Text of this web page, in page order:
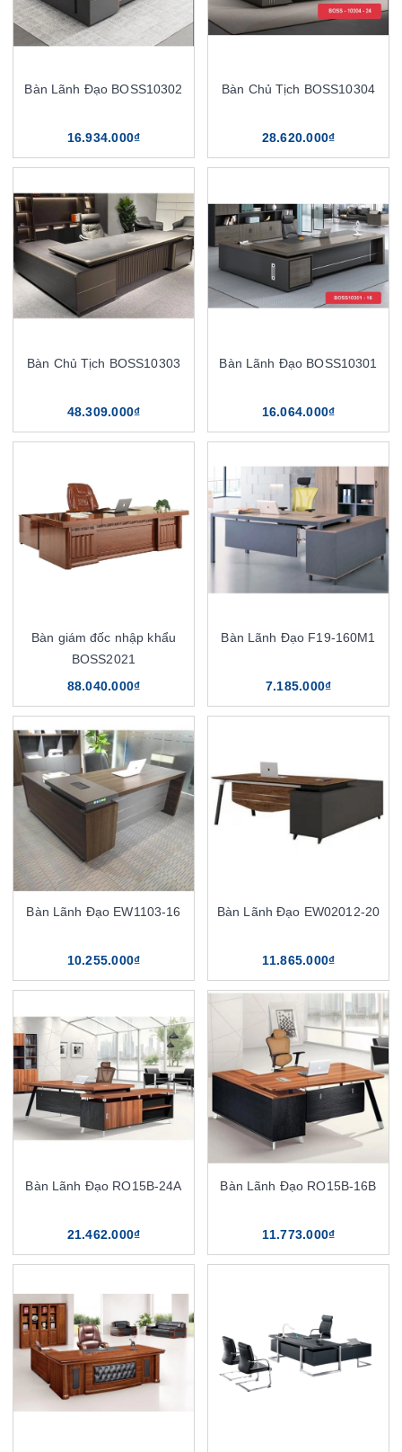
Bàn Lãnh Đạo BOSS10302
16.934.000₫
Bàn Chủ Tịch BOSS10304
28.620.000₫
Bàn Chủ Tịch BOSS10303
48.309.000₫
Bàn Lãnh Đạo BOSS10301
16.064.000₫
Bàn giám đốc nhập khẩu
BOSS2021
88.040.000₫
Bàn Lãnh Đạo F19-160M1
7.185.000₫
Bàn Lãnh Đạo EW1103-16
10.255.000₫
Bàn Lãnh Đạo EW02012-20
11.865.000₫
Bàn Lãnh Đạo RO15B-24A
21.462.000₫
Bàn Lãnh Đạo RO15B-16B
11.773.000₫